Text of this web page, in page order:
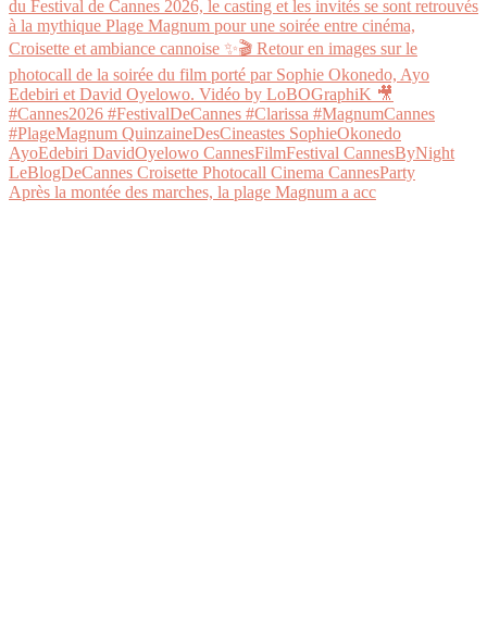
Après la montée des marches, la plage Magnum a acc